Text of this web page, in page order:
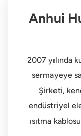
Anhui
2007 yılında
sermayeye
Şirketi,
endüstriyel
ısıtma